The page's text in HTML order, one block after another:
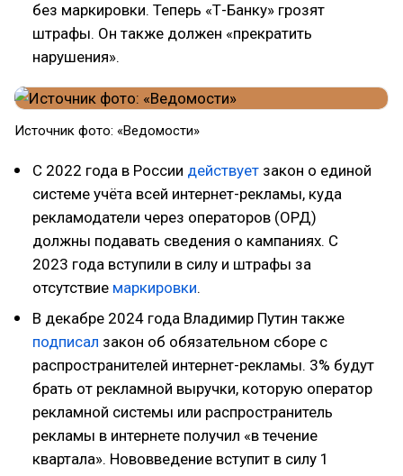
без маркировки. Теперь «Т-Банку» грозят
штрафы. Он также должен «прекратить
нарушения».
Источник фото: «Ведомости»
С 2022 года в России действует закон о единой
системе учёта всей интернет-рекламы, куда
рекламодатели через операторов (ОРД)
должны подавать сведения о кампаниях. С
2023 года вступили в силу и штрафы за
отсутствие маркировки.
В декабре 2024 года Владимир Путин также
подписал закон об обязательном сборе с
распространителей интернет-рекламы. 3% будут
брать от рекламной выручки, которую оператор
рекламной системы или распространитель
рекламы в интернете получил «в течение
квартала». Нововведение вступит в силу 1